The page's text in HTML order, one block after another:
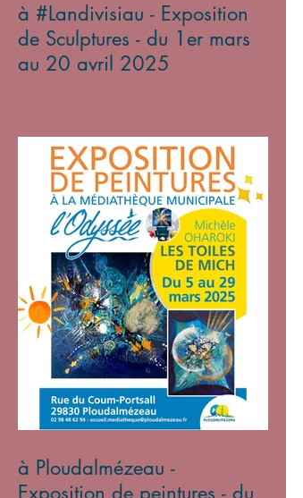
à #Landivisiau - Exposition
de Sculptures - du 1er mars
au 20 avril 2025
à Ploudalmézeau -
Exposition de peintures - du